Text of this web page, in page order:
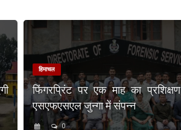
हिमाचल
फिंगरप्रिंट पर एक माह का प्रशिक्षण
एसएफएसएल जुन्गा में संपन्न
0